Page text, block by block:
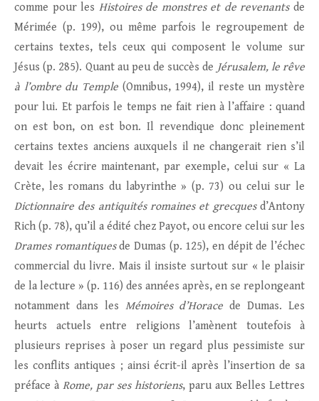
comme pour les Histoires de monstres et de revenantsde
Mérimée (p. 199), ou même parfois le regroupement de
certains textes, tels ceux qui composent le volume sur
Jésus (p. 285). Quant au peu de succès de Jérusalem, le rêve
à l’ombre du Temple (Omnibus, 1994), il reste un mystère
pour lui. Et parfois le temps ne fait rien à l’affaire : quand
on est bon, on est bon. Il revendique donc pleinement
certains textes anciens auxquels il ne changerait rien s’il
devait les écrire maintenant, par exemple, celui sur « La
Crète, les romans du labyrinthe » (p. 73) ou celui sur le
Dictionnaire des antiquités romaines et grecques d’Antony
Rich (p. 78), qu’il a édité chez Payot, ou encore celui sur les
Drames romantiquesde Dumas (p. 125), en dépit de l’échec
commercial du livre. Mais il insiste surtout sur « le plaisir
de la lecture » (p. 116) des années après, en se replongeant
notamment dans les Mémoires d’Horacede Dumas. Les
heurts actuels entre religions l’amènent toutefois à
plusieurs reprises à poser un regard plus pessimiste sur
les conflits antiques ; ainsi écrit-il après l’insertion de sa
préface à Rome, par ses historiens, paru aux Belles Lettres